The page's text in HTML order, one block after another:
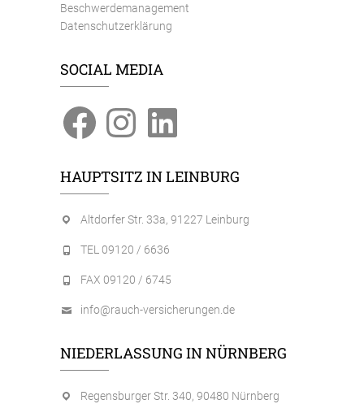
Beschwerdemanagement
Datenschutzerklärung
SOCIAL MEDIA
FacebookInstagramLinkedIn
HAUPTSITZ IN LEINBURG
Altdorfer Str. 33a, 91227 Leinburg
TEL 09120 / 6636
FAX 09120 / 6745
info@rauch-versicherungen.de
NIEDERLASSUNG IN NÜRNBERG
Regensburger Str. 340, 90480 Nürnberg